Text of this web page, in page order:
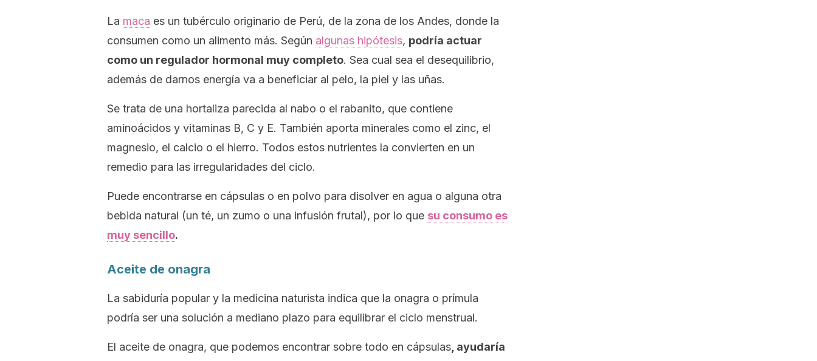
La maca es un tubérculo originario de Perú, de la zona de los Andes, donde la
consumen como un alimento más. Según algunas hipótesis, podría actuar
como un regulador hormonal muy completo. Sea cual sea el desequilibrio,
además de darnos energía va a beneficiar al pelo, la piel y las uñas.
Se trata de una hortaliza parecida al nabo o el rabanito, que contiene
aminoácidos y vitaminas B, C y E. También aporta minerales como el zinc, el
magnesio, el calcio o el hierro. Todos estos nutrientes la convierten en un
remedio para las irregularidades del ciclo.
Puede encontrarse en cápsulas o en polvo para disolver en agua o alguna otra
bebida natural (un té, un zumo o una infusión frutal), por lo que su consumo es
muy sencillo.
Aceite de onagra
La sabiduría popular y la medicina naturista indica que la onagra o prímula
podría ser una solución a mediano plazo para equilibrar el ciclo menstrual.
El aceite de onagra, que podemos encontrar sobre todo en cápsulas , ayudaría